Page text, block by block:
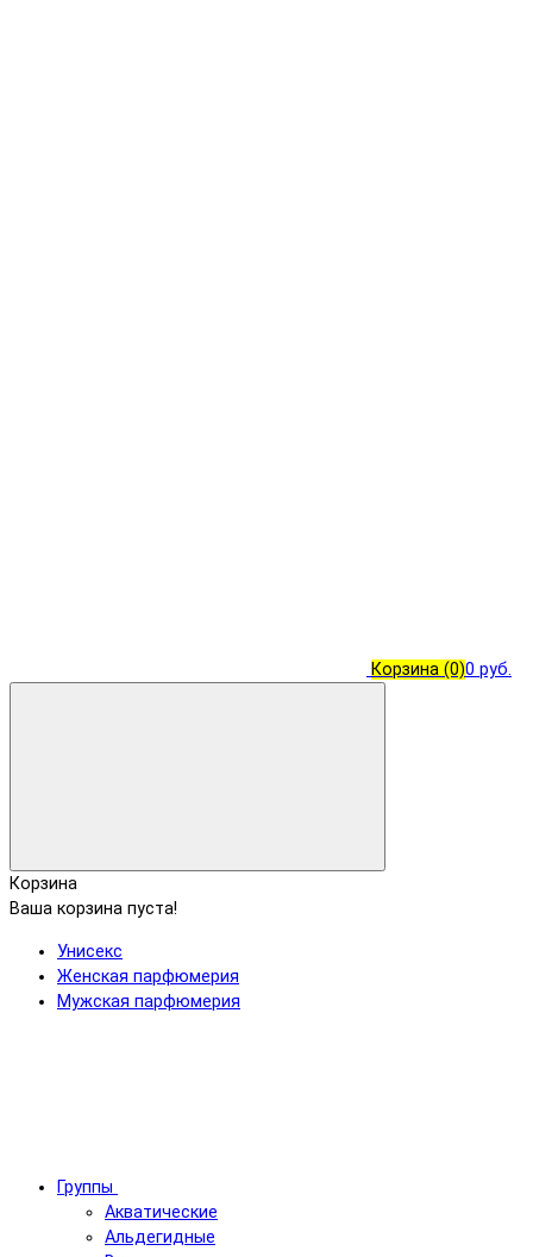
Корзина (0)0 руб.
Корзина
Ваша корзина пуста!
Унисекс
Женская парфюмерия
Мужская парфюмерия
Группы
Акватические
Альдегидные